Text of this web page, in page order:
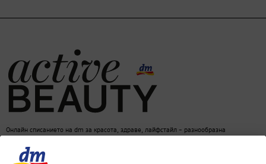
Онлайн списанието на dm за красота, здраве, лайфстайл – разнообразна